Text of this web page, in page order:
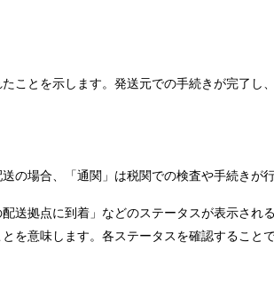
とを示します。発送元での手続きが完了し
の場合、「通関」は税関での検査や手続きが
送拠点に到着」などのステータスが表示される
意味します。各ステータスを確認すること